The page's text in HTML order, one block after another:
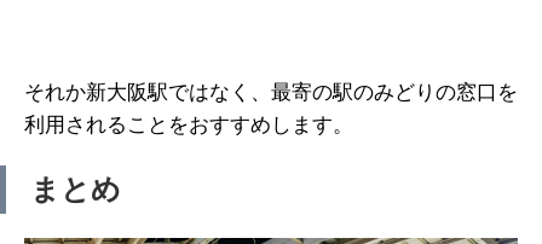
それか新大阪駅ではなく、最寄の駅のみどりの窓口を
利用されることをおすすめします。
まとめ